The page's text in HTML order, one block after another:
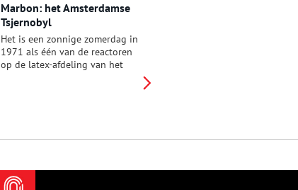
Marbon: het Amsterdamse
Tsjernobyl
Het is een zonnige zomerdag in
1971 als één van de reactoren
op de latex-afdeling van het
grootste ramp sinds de Tweede